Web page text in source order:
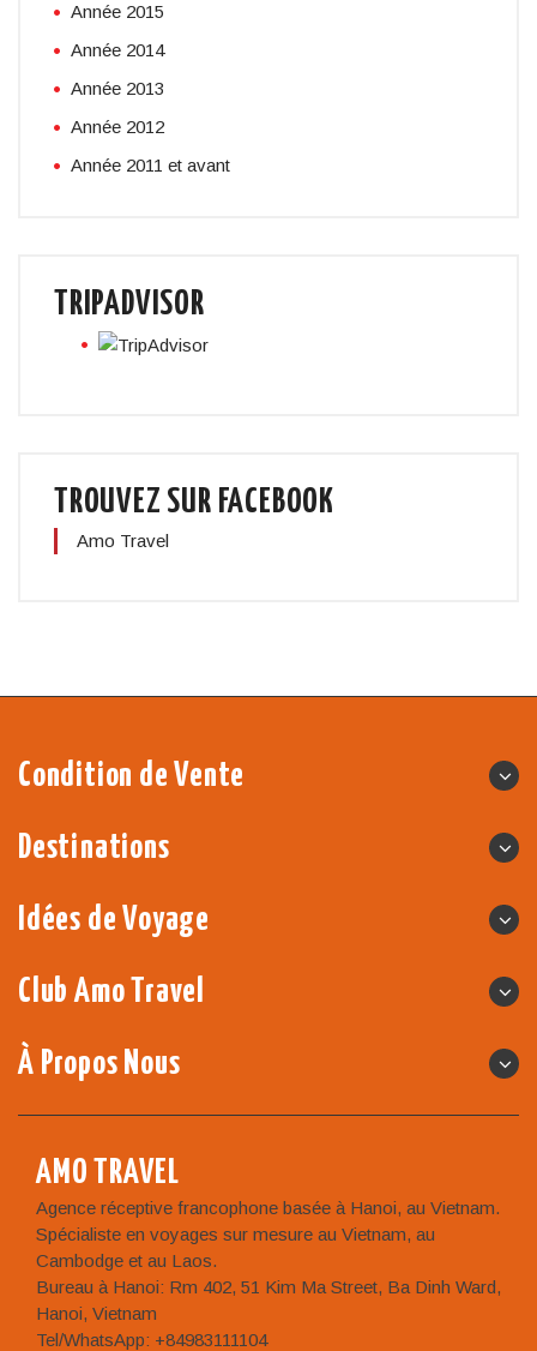
Année 2015
Année 2014
Année 2013
Année 2012
Année 2011 et avant
TRIPADVISOR
TROUVEZ SUR FACEBOOK
Amo Travel
Condition de Vente
Destinations
Idées de Voyage
Club Amo Travel
À Propos Nous
AMO TRAVEL
Agence réceptive francophone basée à Hanoi, au Vietnam.
Spécialiste en voyages sur mesure au Vietnam, au
Cambodge et au Laos.
Bureau à Hanoi: Rm 402, 51 Kim Ma Street, Ba Dinh Ward,
Hanoi, Vietnam
Tel/WhatsApp: +84983111104